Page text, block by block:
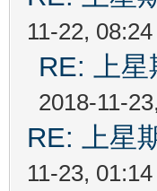
11-22,
RE: 上
2018-11-
RE: 上星
11-23,